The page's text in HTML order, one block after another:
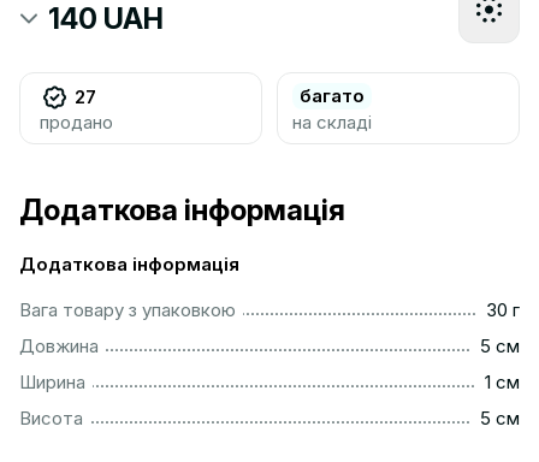
140 UAH
27
продано
багато
на складі
Додаткова інформація
Додаткова інформація
Вага товару з упаковкою
30 г
Довжина
5 см
Ширина
1 см
Висота
5 см